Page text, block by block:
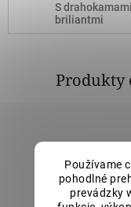
Používame
pohodlné
prevádzky
S
briliantmi
Produkty